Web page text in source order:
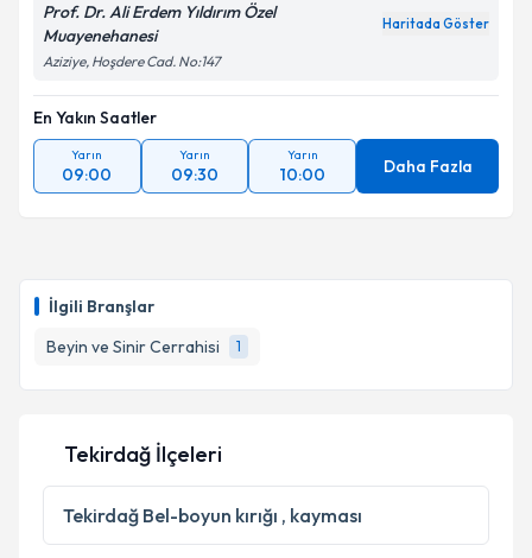
İlgili Branşlar
Beyin ve Sinir Cerrahisi
1
Prof. Dr. Ali Erdem Yıldırım Özel
Muayenehanesi
Haritada Göster
Aziziye, Hoşdere Cad. No:147
En Yakın Saatler
Yarın
09:00
Yarın
09:30
Yarın
10:00 Daha Fazla
Tekirdağ İlçeleri
Tekirdağ Bel-boyun kırığı , kayması